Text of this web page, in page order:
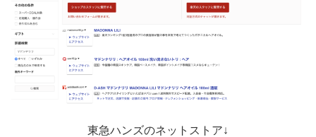
東急ハンズのネットストア↓